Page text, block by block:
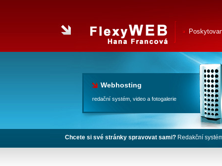
Webhosting
redační systém, video a fotogalerie
Chcete si své stránky spravovat sami? Redakční